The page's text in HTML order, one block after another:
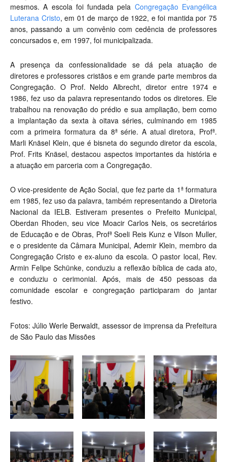
mesmos. A escola foi fundada pela Congregação Evangélica
Luterana Cristo, em 01 de março de 1922, e foi mantida por 75
anos, passando a um convênio com cedência de professores
concursados e, em 1997, foi municipalizada.
A presença da confessionalidade se dá pela atuação de
diretores e professores cristãos e em grande parte membros da
Congregação. O Prof. Neldo Albrecht, diretor entre 1974 e
1986, fez uso da palavra representando todos os diretores. Ele
trabalhou na renovação do prédio e sua ampliação, bem como
a implantação da sexta à oitava séries, culminando em 1985
com a primeira formatura da 8ª série. A atual diretora, Profª.
Marli Knäsel Klein, que é bisneta do segundo diretor da escola,
Prof. Frits Knäsel, destacou aspectos importantes da história e
a atuação em parceria com a Congregação.
O vice-presidente de Ação Social, que fez parte da 1ª formatura
em 1985, fez uso da palavra, também representando a Diretoria
Nacional da IELB. Estiveram presentes o Prefeito Municipal,
Oberdan Rhoden, seu vice Moacir Carlos Neis, os secretários
de Educação e de Obras, Profª Soeli Reis Kunz e Vilson Muller,
e o presidente da Câmara Municipal, Ademir Klein, membro da
Congregação Cristo e ex-aluno da escola. O pastor local, Rev.
Armin Felipe Schünke, conduziu a reflexão bíblica de cada ato,
e conduziu o cerimonial. Após, mais de 450 pessoas da
comunidade escolar e congregação participaram do jantar
festivo.
Fotos: Júlio Werle Berwaldt, assessor de imprensa da Prefeitura
de São Paulo das Missões